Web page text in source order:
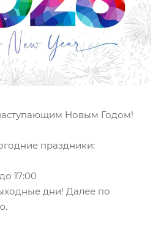
Новым Годом!
праздники:
17:00
дни! Далее по